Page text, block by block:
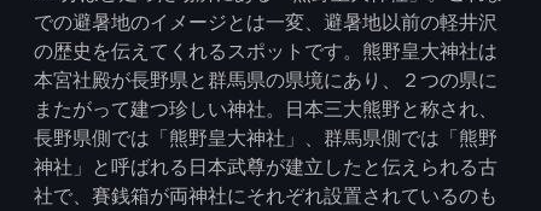
での避暑地のイメージとは一変、避暑地以前の軽井沢
の歴史を伝えてくれるスポットです。熊野皇大神社は
本宮社殿が長野県と群馬県の県境にあり、２つの県に
またがって建つ珍しい神社。日本三大熊野と称され、
長野県側では「熊野皇大神社」、群馬県側では「熊野
神社」と呼ばれる日本武尊が建立したと伝えられる古
社で、賽銭箱が両神社にそれぞれ設置されているのも